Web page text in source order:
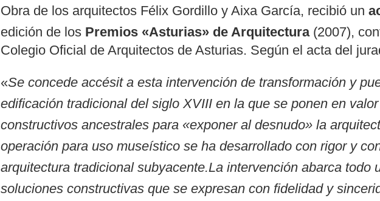
Obra de los arquitectos Félix Gordillo y Aixa García, recibió un
edición de los Premios «Asturias» de Arquitectura(2007),
Colegio Oficial de Arquitectos de Asturias. Según el acta del
«Se concede accésit a esta intervención de transformación y
edificación tradicional del siglo XVIII en la que se ponen en
constructivos ancestrales para «exponer al desnudo» la
operación para uso museístico se ha desarrollado con rigor y
arquitectura tradicional subyacente.La intervención abarca todo
soluciones constructivas que se expresan con fidelidad y